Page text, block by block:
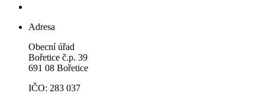
Adresa
Obecní úřad
Bořetice č.p. 39
691 08 Bořetice
IČO: 283 037